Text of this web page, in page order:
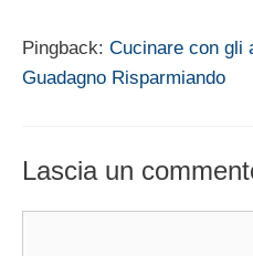
Pingback: Cucinare con gli
Guadagno Risparmiando
Lascia un